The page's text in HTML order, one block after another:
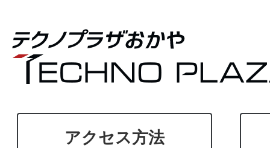
アクセス方法